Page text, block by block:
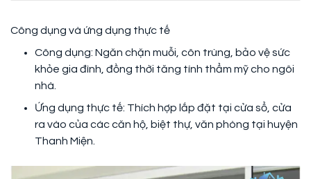
Công dụng và ứng dụng thực tế
Công dụng: Ngăn chặn muỗi, côn trùng, bảo vệ sức
khỏe gia đình, đồng thời tăng tính thẩm mỹ cho ngôi
nhà.
Ứng dụng thực tế: Thích hợp lắp đặt tại cửa sổ, cửa
ra vào của các căn hộ, biệt thự, văn phòng tại huyện
Thanh Miện.